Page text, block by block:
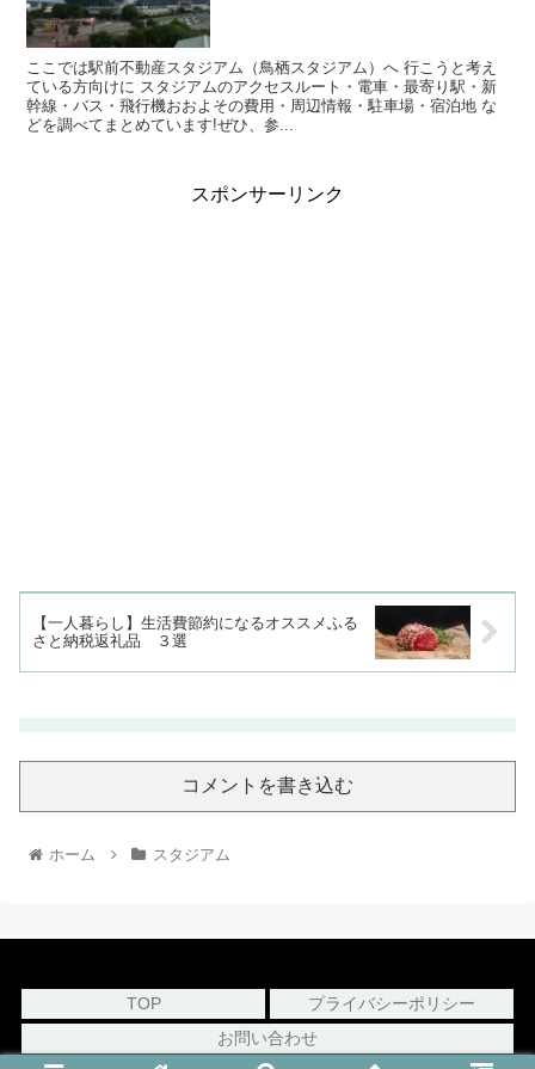
ここでは駅前不動産スタジアム（鳥栖スタジアム）へ 行こうと考え
ている方向けに スタジアムのアクセスルート・電車・最寄り駅・新
幹線・バス・飛行機おおよその費用・周辺情報・駐車場・宿泊地 な
どを調べてまとめています!ぜひ、参...
スポンサーリンク
【一人暮らし】生活費節約になるオススメふる
さと納税返礼品 ３選
コメントを書き込む
ホーム スタジアム
TOP
プライバシーポリシー
お問い合わせ